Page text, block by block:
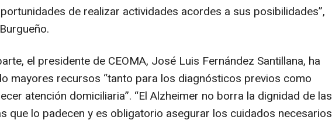
de realizar actividades acordes a sus posibilidades”,
el presidente de CEOMA, José Luis Fernández Santillana, ha
mayores recursos “tanto para los diagnósticos previos como
atención domiciliaria”. “El Alzheimer no borra la dignidad de las
que lo padecen y es obligatorio asegurar los cuidados necesarios